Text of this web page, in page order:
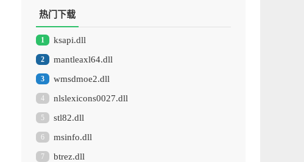
热门下载
1 ksapi.dll
2 mantleaxl64.dll
3 wmsdmoe2.dll
4 nlslexicons0027.dll
5 stl82.dll
6 msinfo.dll
7 btrez.dll